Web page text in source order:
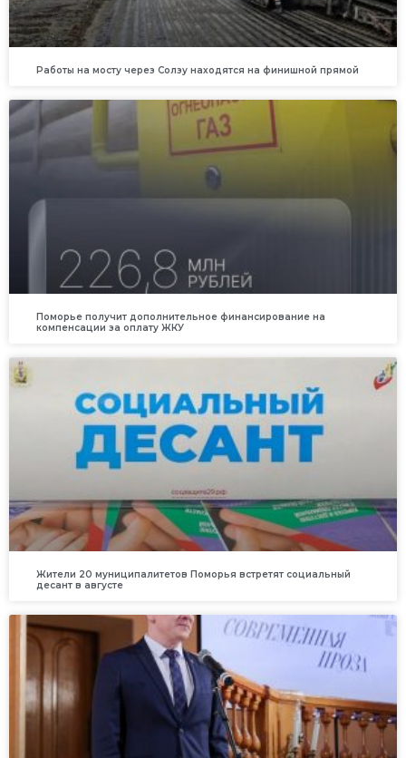
Работы на мосту через Солзу находятся на финишной прямой
Поморье получит дополнительное финансирование на
компенсации за оплату ЖКУ
Жители 20 муниципалитетов Поморья встретят социальный
десант в августе